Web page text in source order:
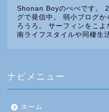
Shonan Boyのぺぺです。
グで発信中。 弱小ブログ
ろうろ。 サーフィンをこ
南ライフスタイルや同棲生
ナビメニュー
ホーム